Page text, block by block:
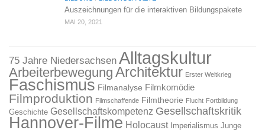
Auszeichnungen für die interaktiven Bildungspakete
MAI 20, 2021
75 Jahre Niedersachsen Alltagskultur
Arbeiterbewegung Architektur Erster Weltkrieg
Faschismus Filmanalyse Filmkomödie
Filmproduktion Filmschaffende Filmtheorie Flucht Fortbildung
Geschichte Gesellschaftskompetenz Gesellschaftskritik
Hannover-Filme Holocaust Imperialismus Junge